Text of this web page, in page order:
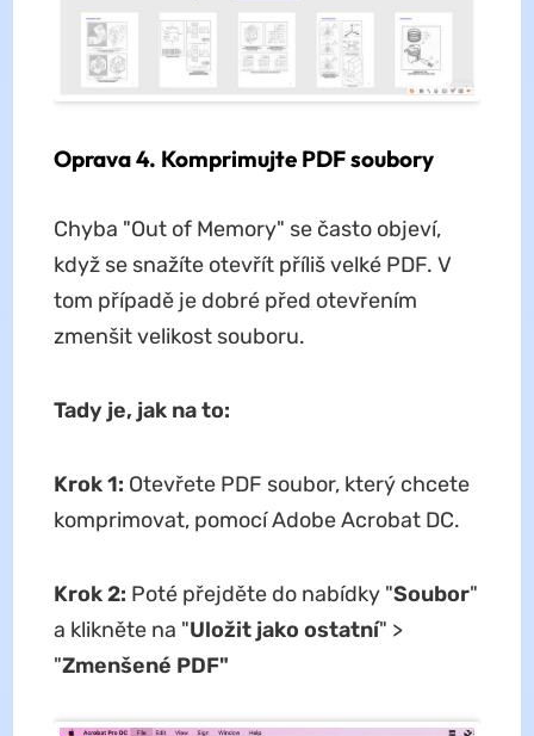
Oprava 4. Komprimujte PDF soubory
Chyba "Out of Memory" se často objeví,
když se snažíte otevřít příliš velké PDF. V
tom případě je dobré před otevřením
zmenšit velikost souboru.
Tady je, jak na to:
Krok 1: Otevřete PDF soubor, který chcete
komprimovat, pomocí Adobe Acrobat DC.
Krok 2: Poté přejděte do nabídky "Soubor"
a klikněte na "Uložit jako ostatní" >
"Zmenšené PDF"